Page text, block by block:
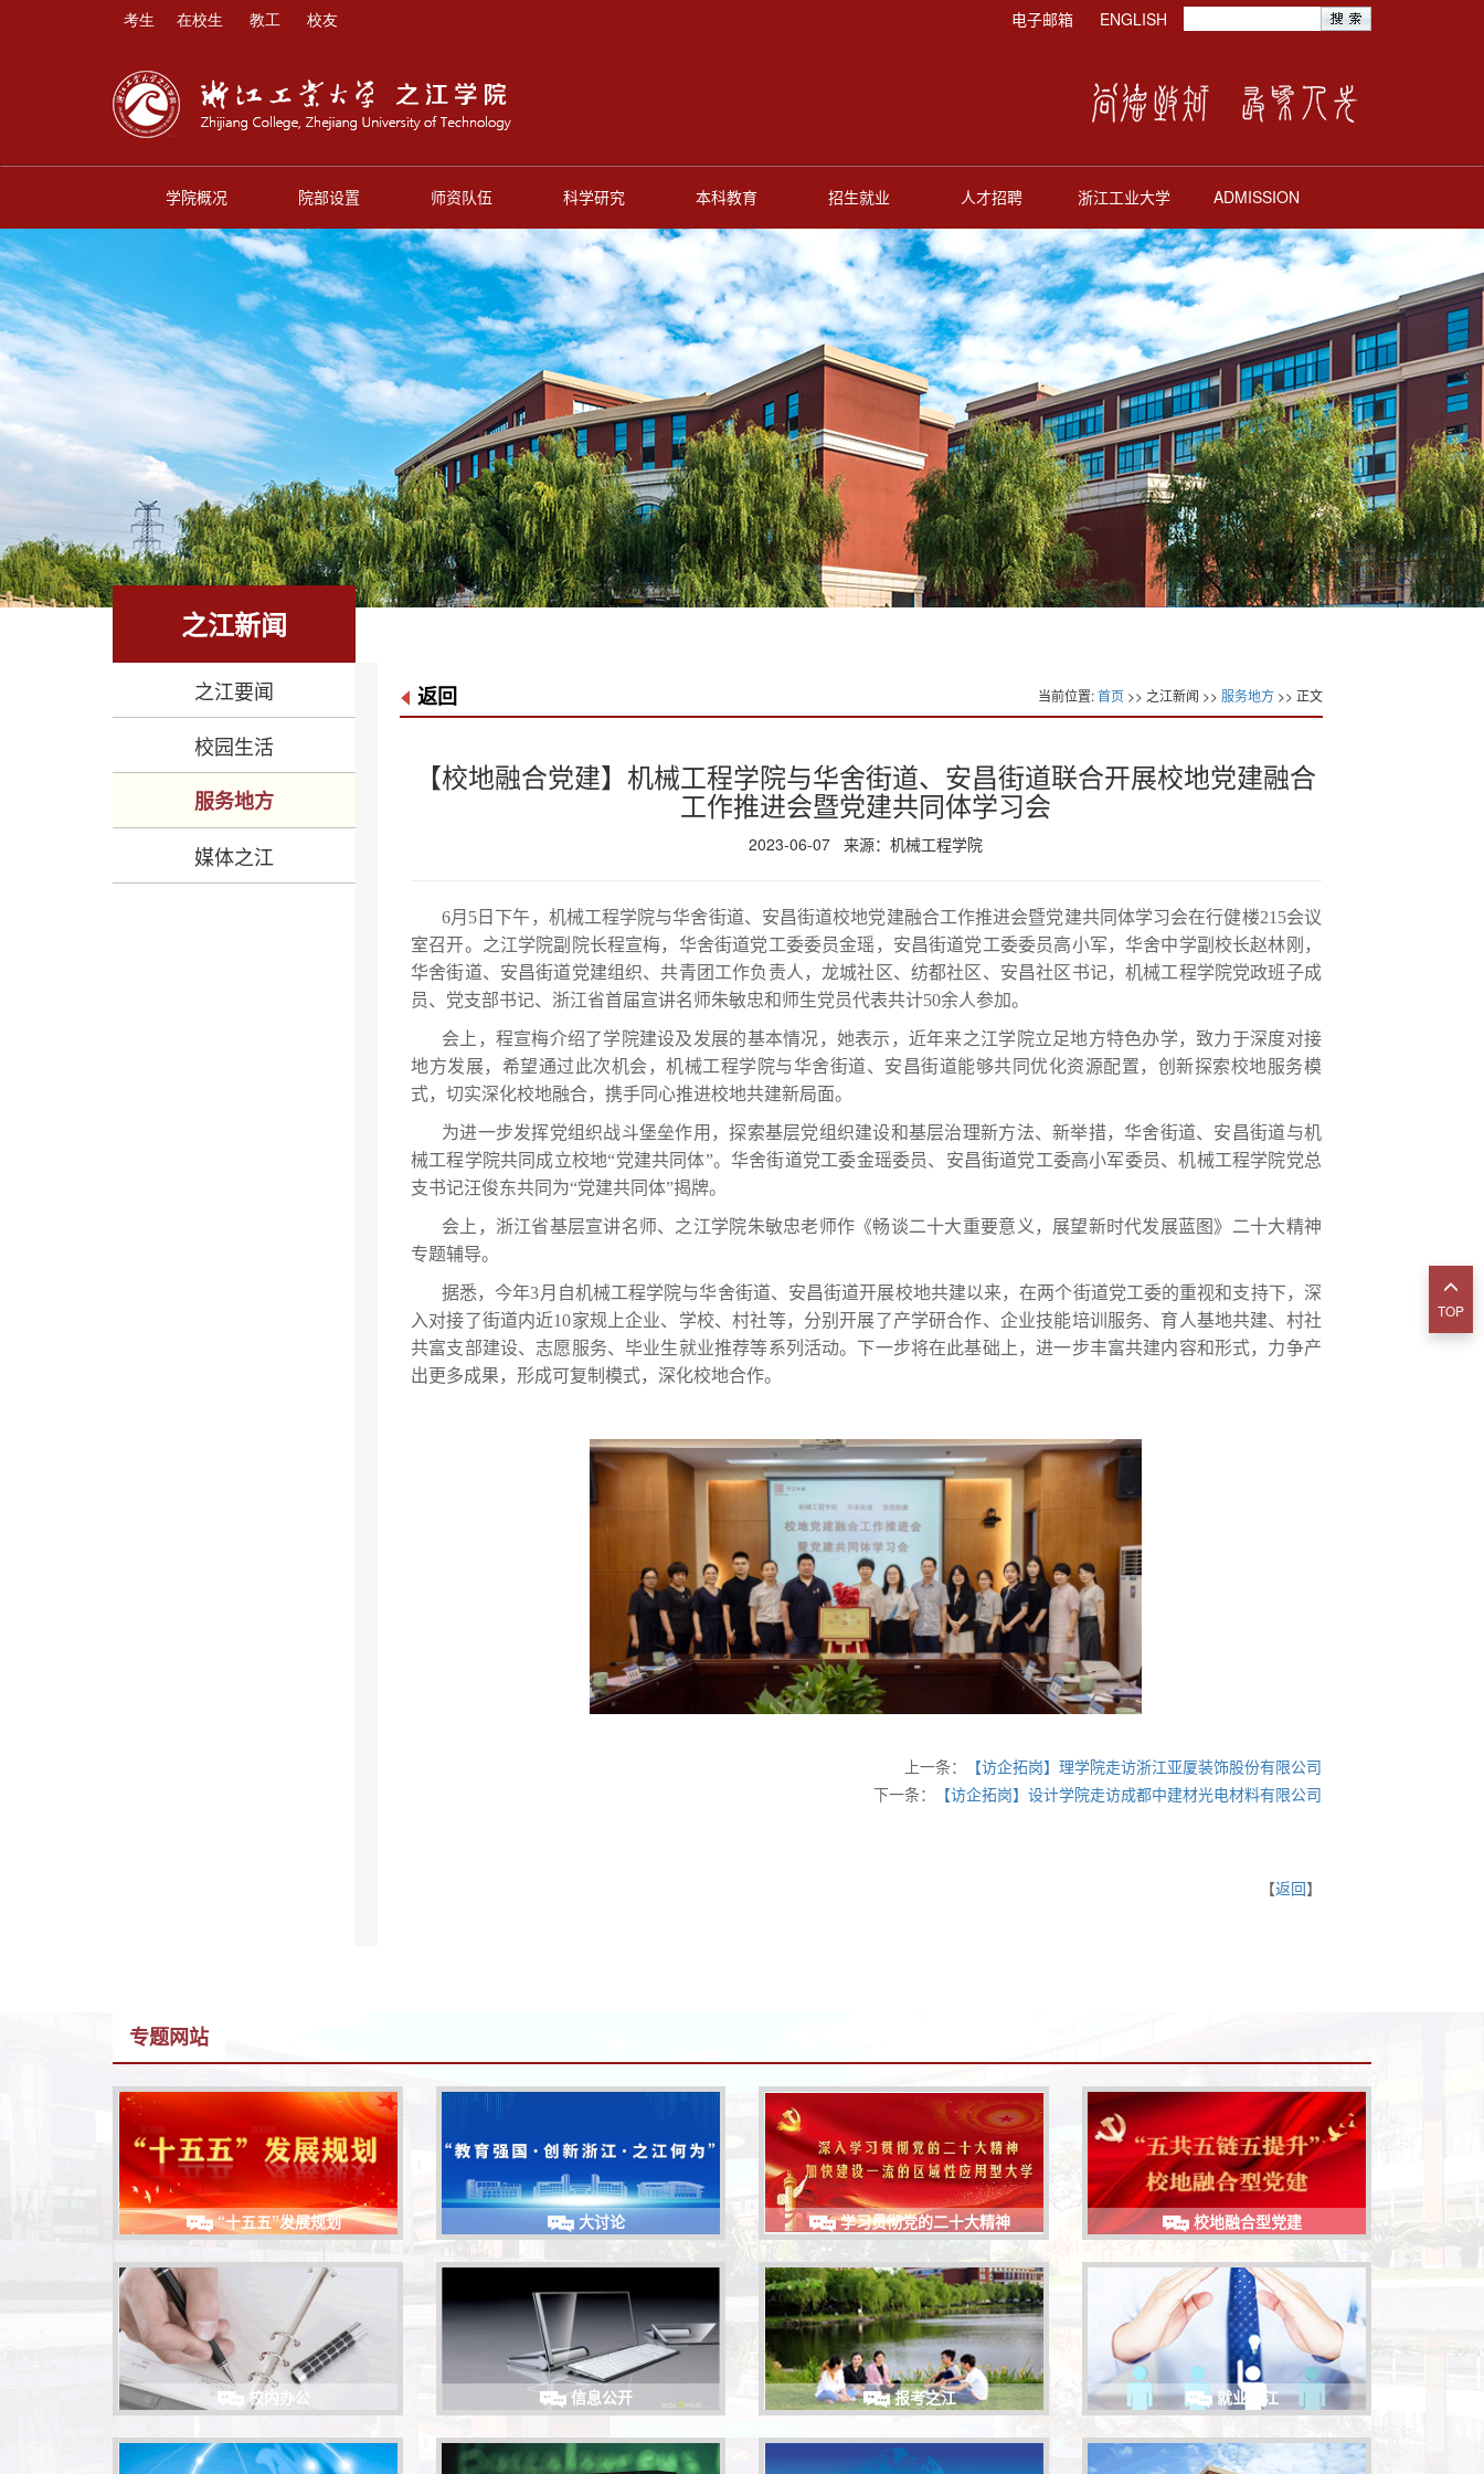
考生 在校生 教工 校友 电子邮箱 ENGLISH
学院概况 院部设置 师资队伍 科学研究 本科教育 招生就业 人才招聘 浙江工业大学 ADMISSION
之江新闻
之江要闻
校园生活
服务地方
媒体之江
返回 当前位置:首页 >> 之江新闻 >> 服务地方 >> 正文
【校地融合党建】机械工程学院与华舍街道、安昌街道联合开展校地党建融合
工作推进会暨党建共同体学习会
2023-06-07 来源：机械工程学院
6月5日下午，机械工程学院与华舍街道、安昌街道校地党建融合工作推进会暨党建共同体学习会在行健楼215会议
室召开。之江学院副院长程宣梅，华舍街道党工委委员金瑶，安昌街道党工委委员高小军，华舍中学副校长赵林刚，
华舍街道、安昌街道党建组织、共青团工作负责人，龙城社区、纺都社区、安昌社区书记，机械工程学院党政班子成
员、党支部书记、浙江省首届宣讲名师朱敏忠和师生党员代表共计50余人参加。
会上，程宣梅介绍了学院建设及发展的基本情况，她表示，近年来之江学院立足地方特色办学，致力于深度对接
地方发展，希望通过此次机会，机械工程学院与华舍街道、安昌街道能够共同优化资源配置，创新探索校地服务模
式，切实深化校地融合，携手同心推进校地共建新局面。
为进一步发挥党组织战斗堡垒作用，探索基层党组织建设和基层治理新方法、新举措，华舍街道、安昌街道与机
械工程学院共同成立校地“党建共同体”。华舍街道党工委金瑶委员、安昌街道党工委高小军委员、机械工程学院党总
支书记汪俊东共同为“党建共同体”揭牌。
会上，浙江省基层宣讲名师、之江学院朱敏忠老师作《畅谈二十大重要意义，展望新时代发展蓝图》二十大精神
专题辅导。
据悉，今年3月自机械工程学院与华舍街道、安昌街道开展校地共建以来，在两个街道党工委的重视和支持下，深
入对接了街道内近10家规上企业、学校、村社等，分别开展了产学研合作、企业技能培训服务、育人基地共建、村社
共富支部建设、志愿服务、毕业生就业推荐等系列活动。下一步将在此基础上，进一步丰富共建内容和形式，力争产
出更多成果，形成可复制模式，深化校地合作。
上一条：
【访企拓岗】理学院走访浙江亚厦装饰股份有限公司
下一条：
【访企拓岗】设计学院走访成都中建材光电材料有限公司
【返回】
TOP
专题网站
“十五五”发展规划 大讨论 学习贯彻党的二十大精神 校地融合型党建
校内办公 信息公开 报考之江 就业之江